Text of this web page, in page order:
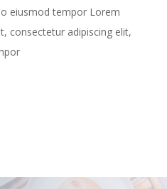
eiusmod tempor Lorem
consectetur adipiscing elit,